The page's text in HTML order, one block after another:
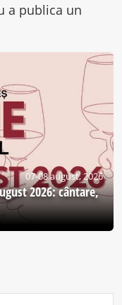
a publica un
07-08 august, 2026
2026: cântare,